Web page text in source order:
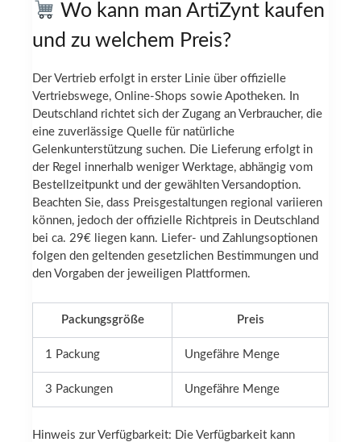
Wo kann man ArtiZynt kaufen
und zu welchem Preis?
Der Vertrieb erfolgt in erster Linie über offizielle
Vertriebswege, Online-Shops sowie Apotheken. In
Deutschland richtet sich der Zugang an Verbraucher, die
eine zuverlässige Quelle für natürliche
Gelenkunterstützung suchen. Die Lieferung erfolgt in
der Regel innerhalb weniger Werktage, abhängig vom
Bestellzeitpunkt und der gewählten Versandoption.
Beachten Sie, dass Preisgestaltungen regional variieren
können, jedoch der offizielle Richtpreis in Deutschland
bei ca. 29€ liegen kann. Liefer- und Zahlungsoptionen
folgen den geltenden gesetzlichen Bestimmungen und
den Vorgaben der jeweiligen Plattformen.
Packungsgröße Preis
1 Packung Ungefähre Menge
3 Packungen Ungefähre Menge
Hinweis zur Verfügbarkeit: Die Verfügbarkeit kann